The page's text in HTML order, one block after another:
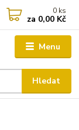
Menu
Hledat
0 ks
za 0,00 Kč